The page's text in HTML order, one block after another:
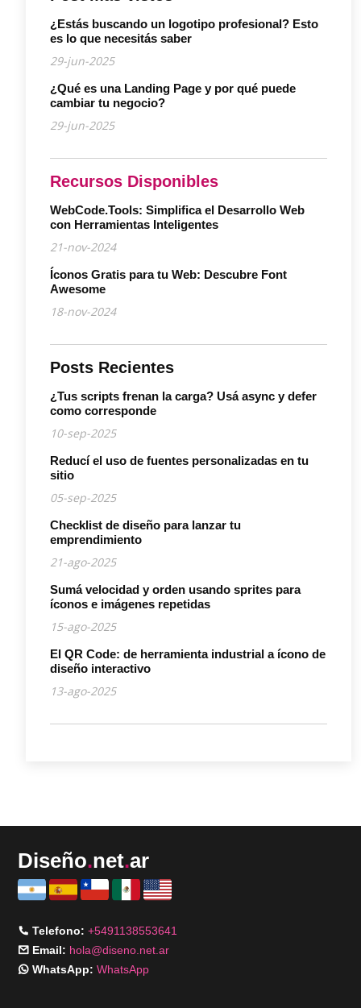
¿Estás buscando un logotipo profesional? Esto
es lo que necesitás saber
29-jun-2025
¿Qué es una Landing Page y por qué puede
cambiar tu negocio?
29-jun-2025
Recursos Disponibles
WebCode.Tools: Simplifica el Desarrollo Web
con Herramientas Inteligentes
21-nov-2024
Íconos Gratis para tu Web: Descubre Font
Awesome
18-nov-2024
Posts Recientes
¿Tus scripts frenan la carga? Usá async y defer
como corresponde
10-sep-2025
Reducí el uso de fuentes personalizadas en tu
sitio
05-sep-2025
Checklist de diseño para lanzar tu
emprendimiento
21-ago-2025
Sumá velocidad y orden usando sprites para
íconos e imágenes repetidas
15-ago-2025
El QR Code: de herramienta industrial a ícono de
diseño interactivo
13-ago-2025
Diseño.net.ar
Telefono: +5491138553641
Email: hola@diseno.net.ar
WhatsApp: WhatsApp